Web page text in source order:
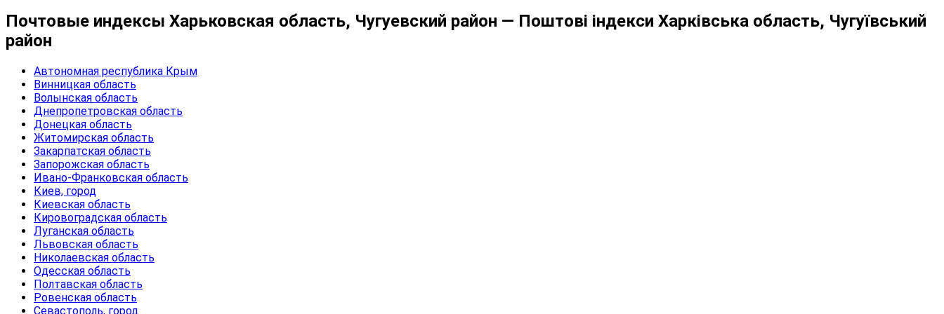
Почтовые индексы Харьковская область, Чугуевский район — Поштові індекси Харківська область, Чугуївський
район
Автономная республика Крым
Винницкая область
Волынская область
Днепропетровская область
Донецкая область
Житомирская область
Закарпатская область
Запорожская область
Ивано-Франковская область
Киев, город
Киевская область
Кировоградская область
Луганская область
Львовская область
Николаевская область
Одесская область
Полтавская область
Ровенская область
Севастополь, город